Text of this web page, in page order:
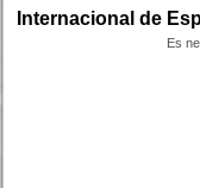
Internacional de
Es